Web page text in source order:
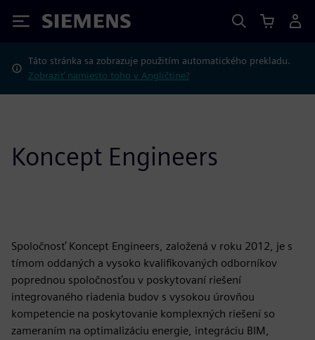
Siemens
Táto stránka sa zobrazuje použitím automatického prekladu.
Zobraziť namiesto toho v Angličtine?
Koncept Engineers
Spoločnosť Koncept Engineers, založená v roku 2012, je s
tímom oddaných a vysoko kvalifikovaných odborníkov
poprednou spoločnosťou v poskytovaní riešení
integrovaného riadenia budov s vysokou úrovňou
kompetencie na poskytovanie komplexných riešení so
zameraním na optimalizáciu energie, integráciu BIM,